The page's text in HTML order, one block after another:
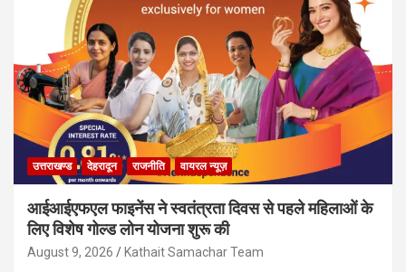
उत्तराखण्ड देहरादून राजनीति वायरल न्यूज़
आईआईएफएल फाइनेंस ने स्वतंत्रता दिवस से पहले महिलाओं के
लिए विशेष गोल्ड लोन योजना शुरू की
August 9, 2026 Kathait Samachar Team